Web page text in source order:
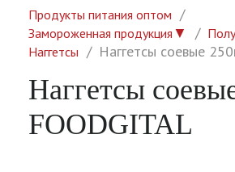
Продукты питания оптом
Замороженная продукция ▼
Наггетсы Наггетсы соевые
Наггетсы
FOODGITAL